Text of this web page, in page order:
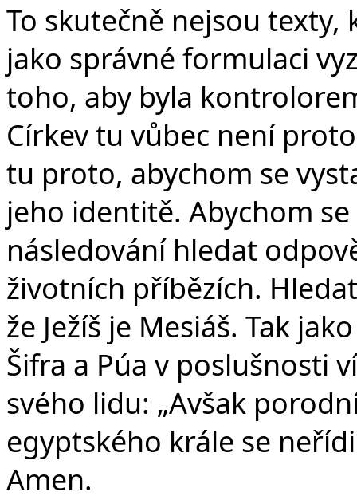
To skutečně nejsou texty,
jako správné formulaci
toho, aby byla
Církev tu vůbec není
tu proto, abychom se
jeho identitě. Abychom
následování hledat
životních příbězích.
že Ježíš je Mesiáš. Tak
Šifra a Púa v poslušnosti
svého lidu: „Avšak
egyptského krále se
Amen.